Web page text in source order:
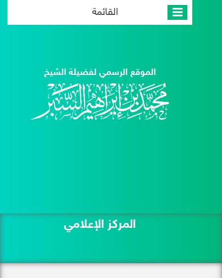
القائمة
الموقع الرسمي لفضيلة الشيخ
المركز الإعلامي